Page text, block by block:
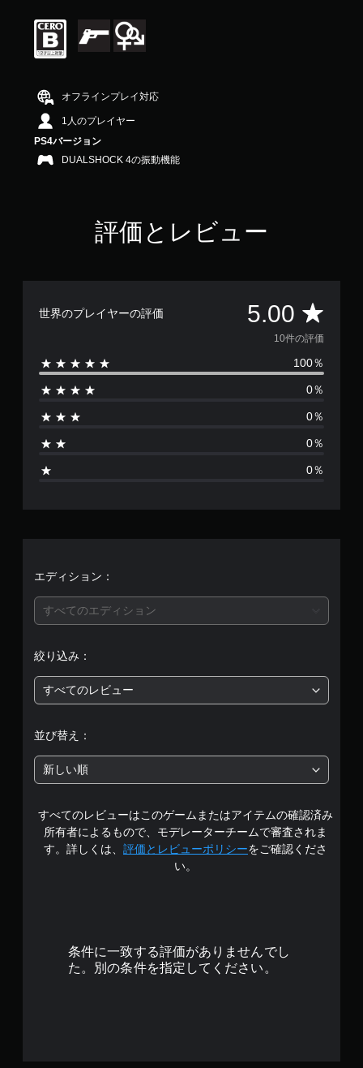
は
段
中
の
で
す
オフラインプレイ対応
1人のプレイヤー
PS4バージョン
DUALSHOCK 4の振動機能
評価とレビュー
世界のプレイヤーの評価 5.00 評
価
数
は
0
5
段
中
の
5
で
10件の評価
100％
0％
0％
0％
0％
エディション：
すべてのエディション
絞り込み：
すべてのレビュー
並び替え：
新しい順
すべてのレビューはこのゲームまたはアイテムの確認済み
所有者によるもので、モデレーターチームで審査されま
す。詳しくは、 評価とレビューポリシーをご確認くださ
い。
条件に一致する評価がありませんでし
た。別の条件を指定してください。